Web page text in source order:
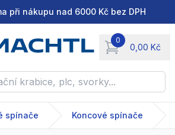
při nákupu nad 6000 Kč bez DPH
0
0,00 Kč
items in cart,
plc, svorky...
spínače Koncové spínače